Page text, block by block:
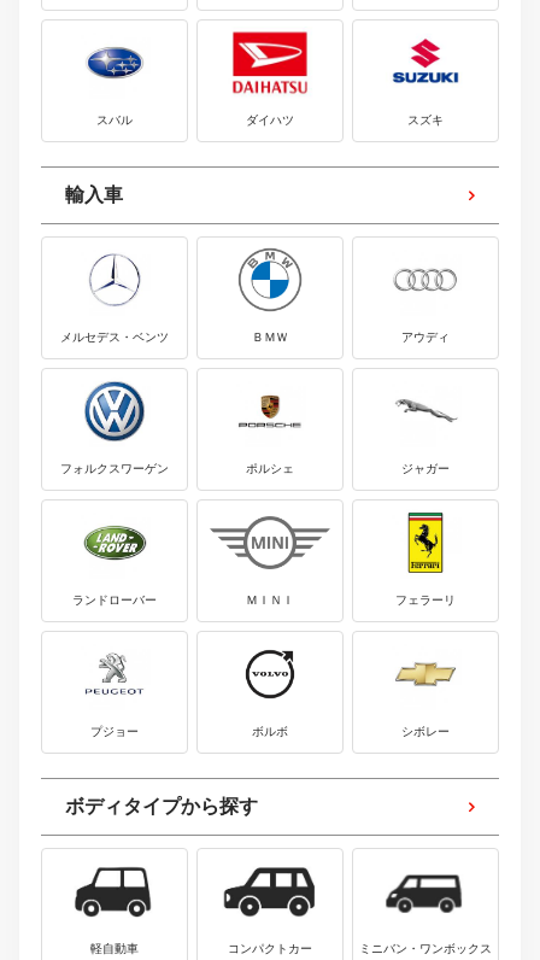
スバル ダイハツ スズキ
輸入車
メルセデス・ベンツ ＢＭＷ アウディ
フォルクスワーゲン ポルシェ ジャガー
ランドローバー ＭＩＮＩ フェラーリ
プジョー ボルボ シボレー
ボディタイプから探す
軽自動車 コンパクトカー ミニバン・ワンボックス